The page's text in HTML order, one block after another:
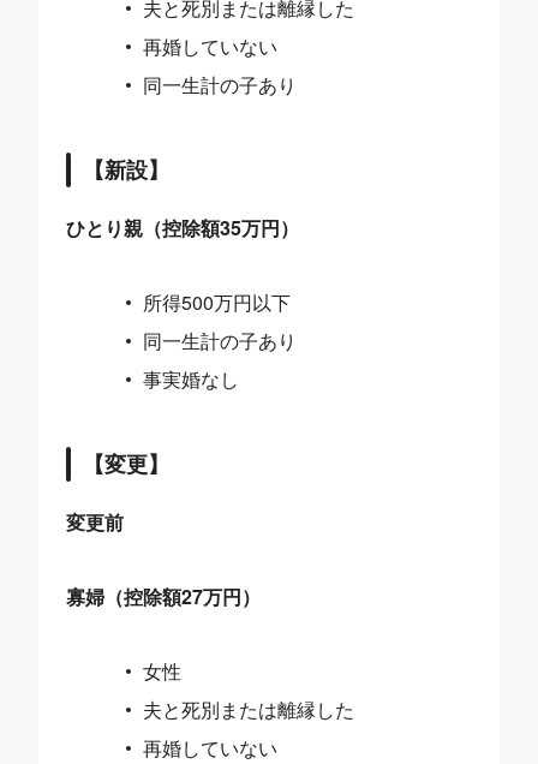
夫と死別または離縁した
再婚していない
同一生計の子あり
【新設】
ひとり親（控除額35万円）
所得500万円以下
同⼀⽣計の子あり
事実婚なし
【変更】
変更前
寡婦（控除額27万円）
女性
夫と死別または離縁した
再婚していない